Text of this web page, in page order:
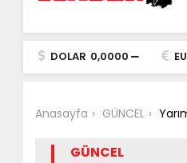
DOLAR 0,0000
Anasayfa GÜNCEL
GÜNCEL